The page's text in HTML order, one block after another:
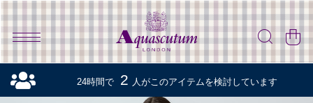
24時間で 2 人がこのアイテムを検討しています